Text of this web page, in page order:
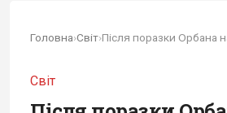
Головна›Світ›
Світ